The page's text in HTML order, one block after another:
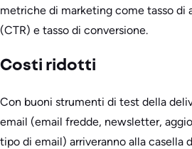
metriche di marketing come tasso di
(CTR) e tasso di conversione.
Costi ridotti
Con buoni strumenti di test della
email (email fredde, newsletter,
tipo di email) arriveranno alla casella